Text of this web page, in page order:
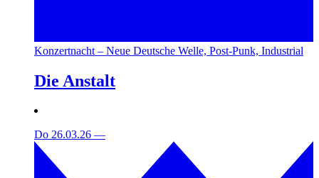
Konzertnacht – Neue Deutsche Welle, Post-Punk, Industrial
Die Anstalt
Do 26.03.26 —